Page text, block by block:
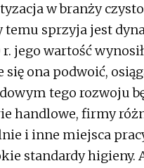
w branży
sprzyja jest
jego wartość
się ona podwoić,
tego rozwoju
handlowe, firmy
i inne miejsca
standardy higieny.